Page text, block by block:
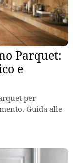
Parquet:
e
per
Guida alle